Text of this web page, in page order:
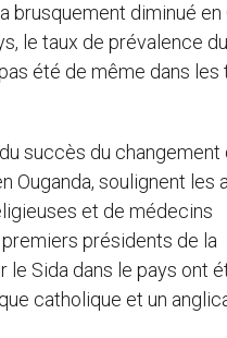
brusquement diminué en
le taux de prévalence
pas été de même dans les
succès du changement
Ouganda, soulignent les
et de médecins
présidents de la
le Sida dans le pays ont
catholique et un